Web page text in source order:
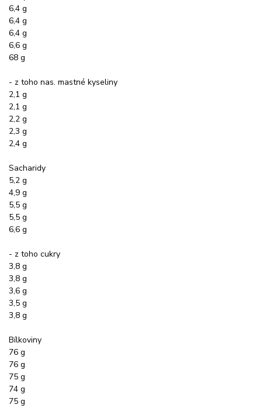
6,4 g
6,4 g
6,4 g
6,6 g
68 g
- z toho nas. mastné kyseliny
2,1 g
2,1 g
2,2 g
2,3 g
2,4 g
Sacharidy
5,2 g
4,9 g
5,5 g
5,5 g
6,6 g
- z toho cukry
3,8 g
3,8 g
3,6 g
3,5 g
3,8 g
Bílkoviny
76 g
76 g
75 g
74 g
75 g